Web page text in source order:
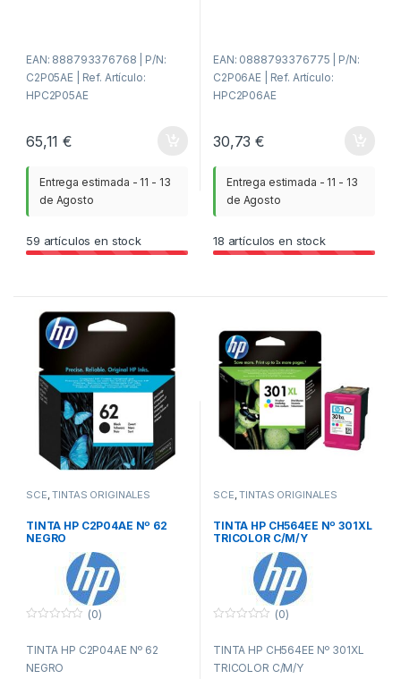
EAN: 888793376768 | P/N:
C2P05AE | Ref. Artículo:
HPC2P05AE
65,11€
Entrega estimada - 11 - 13
de Agosto
59 artículos en stock
EAN: 0888793376775 | P/N:
C2P06AE | Ref. Artículo:
HPC2P06AE
30,73€
Entrega estimada - 11 - 13
de Agosto
18 artículos en stock
SCE ,TINTAS ORIGINALES
TINTA HP C2P04AE Nº 62
NEGRO
u
r
(0)
TINTA HP C2P04AE Nº 62
NEGRO
SCE ,TINTAS ORIGINALES
TINTA HP CH564EE Nº 301XL
TRICOLOR C/M/Y
u
(0)
TINTA HP CH564EE Nº 301XL
TRICOLOR C/M/Y